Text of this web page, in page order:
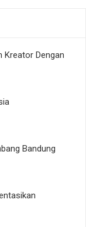
Kreator Dengan
Bandung